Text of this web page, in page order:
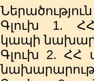
Ներածություն
Գլուխ 1.
կապի
Գլուխ 2. ՀՀ